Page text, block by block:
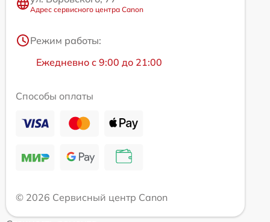
Адрес сервисного центра Canon
Режим работы:
Ежедневно с 9:00 до 21:00
Способы оплаты
© 2026 Сервисный центр Canon